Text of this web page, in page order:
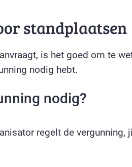
standplaatsen
is het goed om te
nodig hebt.
nodig?
regelt de vergunning,